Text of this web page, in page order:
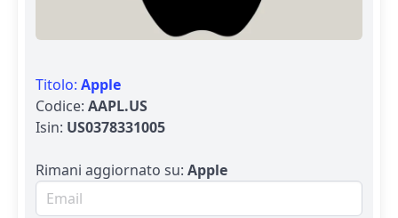
Titolo: Apple
Codice: AAPL.US
Isin: US0378331005
Rimani aggiornato su: Apple
Email per newsletter